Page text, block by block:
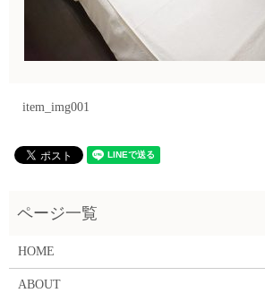
item_img001
HOME
ABOUT